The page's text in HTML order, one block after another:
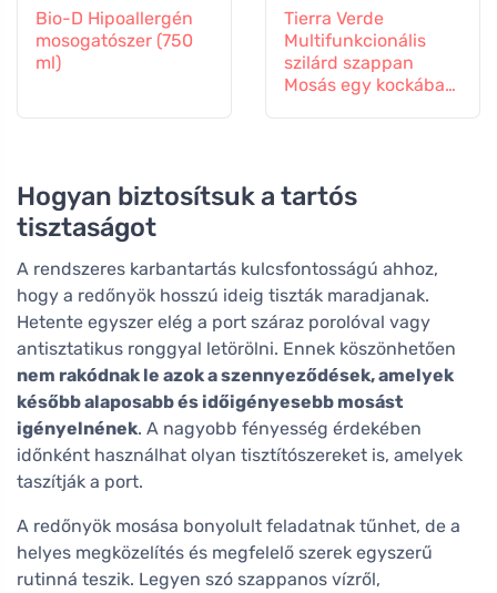
Bio-D Hipoallergén
mosogatószer (750
ml)
Tierra Verde
Multifunkcionális
szilárd szappan
Mosás egy kockában
Hogyan biztosítsuk a tartós
tisztaságot
A rendszeres karbantartás kulcsfontosságú ahhoz,
hogy a redőnyök hosszú ideig tiszták maradjanak.
Hetente egyszer elég a port száraz porolóval vagy
antisztatikus ronggyal letörölni. Ennek köszönhetően
nem rakódnak le azok a szennyeződések, amelyek
később alaposabb és időigényesebb mosást
igényelnének. A nagyobb fényesség érdekében
időnként használhat olyan tisztítószereket is, amelyek
taszítják a port.
A redőnyök mosása bonyolult feladatnak tűnhet, de a
helyes megközelítés és megfelelő szerek egyszerű
rutinná teszik. Legyen szó szappanos vízről,